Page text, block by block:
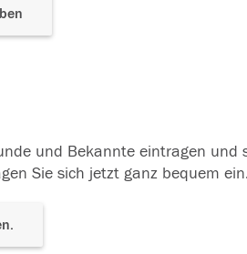
und Bekannte eintragen und
Sie sich jetzt ganz bequem